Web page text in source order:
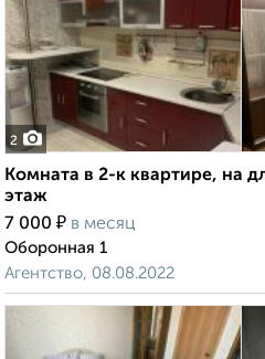
2
Комната в 2-к квартире, на
этаж
7 000 ₽ в месяц
Оборонная 1
Агентство, 08.08.2022